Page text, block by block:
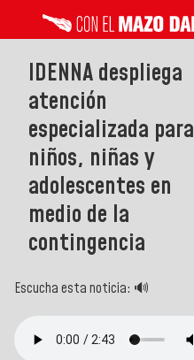
IDENNA despliega
atención
especializada para
niños, niñas y
adolescentes en
medio de la
contingencia
Escucha esta noticia: 🔊